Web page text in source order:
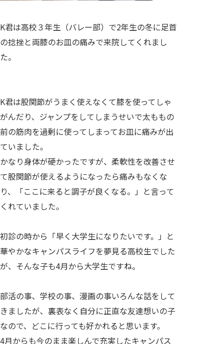
K君は高校３年生（バレー部）で2年生の冬に足首
の捻挫と両膝のお皿の痛みで来院してくれまし
た。
K君は股関節がうまく使えなくて膝を使ってしゃ
がんだり、ジャンプをしてしまうせいで太ももの
前の筋肉を過剰に使ってしまってお皿に痛みが出
ていました。
かなり身体が硬かったですが、柔軟性を改善させ
て股関節が使えるようになったら痛みもなくな
り、「ここに来ると調子が良くなる。」と言って
くれていました。
初診の時から「早く大学生になりたいです。」と
華やかなキャンパスライフを夢見る高校生でした
が、そんな子も4月から大学生ですね。
部活の事、学校の事、漫画の事いろんな話をして
きましたが、裏表なく自分に正直な友達想いの子
なので、どこに行っても好かれると思います。
4月からも今のまま楽しんで充実したキャンパス